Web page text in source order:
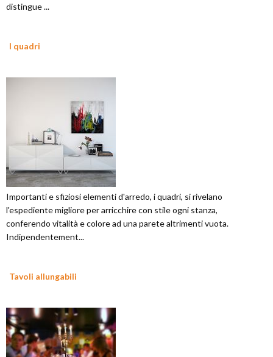
distingue ...
I quadri
Importanti e sfiziosi elementi d'arredo, i quadri, si rivelano
l'espediente migliore per arricchire con stile ogni stanza,
conferendo vitalità e colore ad una parete altrimenti vuota.
Indipendentement...
Tavoli allungabili